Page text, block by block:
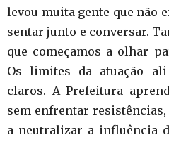
levou muita gente que não
sentar junto e conversar.
que começamos a olhar
Os limites da atuação
claros. A Prefeitura
sem enfrentar
a neutralizar a influência